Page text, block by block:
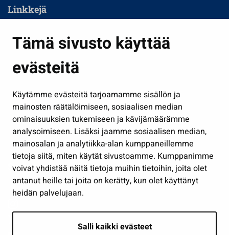
Tämä sivusto käyttää
evästeitä
Käytämme evästeitä tarjoamamme sisällön ja
mainosten räätälöimiseen, sosiaalisen median
ominaisuuksien tukemiseen ja kävijämäärämme
analysoimiseen. Lisäksi jaamme sosiaalisen median,
mainosalan ja analytiikka-alan kumppaneillemme
tietoja siitä, miten käytät sivustoamme. Kumppanimme
voivat yhdistää näitä tietoja muihin tietoihin, joita olet
antanut heille tai joita on kerätty, kun olet käyttänyt
heidän palvelujaan.
Salli kaikki evästeet
Linkkejä
Kasvatus ja opetus
Kulttuuri ja liikunta
Työ ja yrittäminen
Osallistu ja asioi
Näytä omat evästeasetukseni
Seuraa meitä